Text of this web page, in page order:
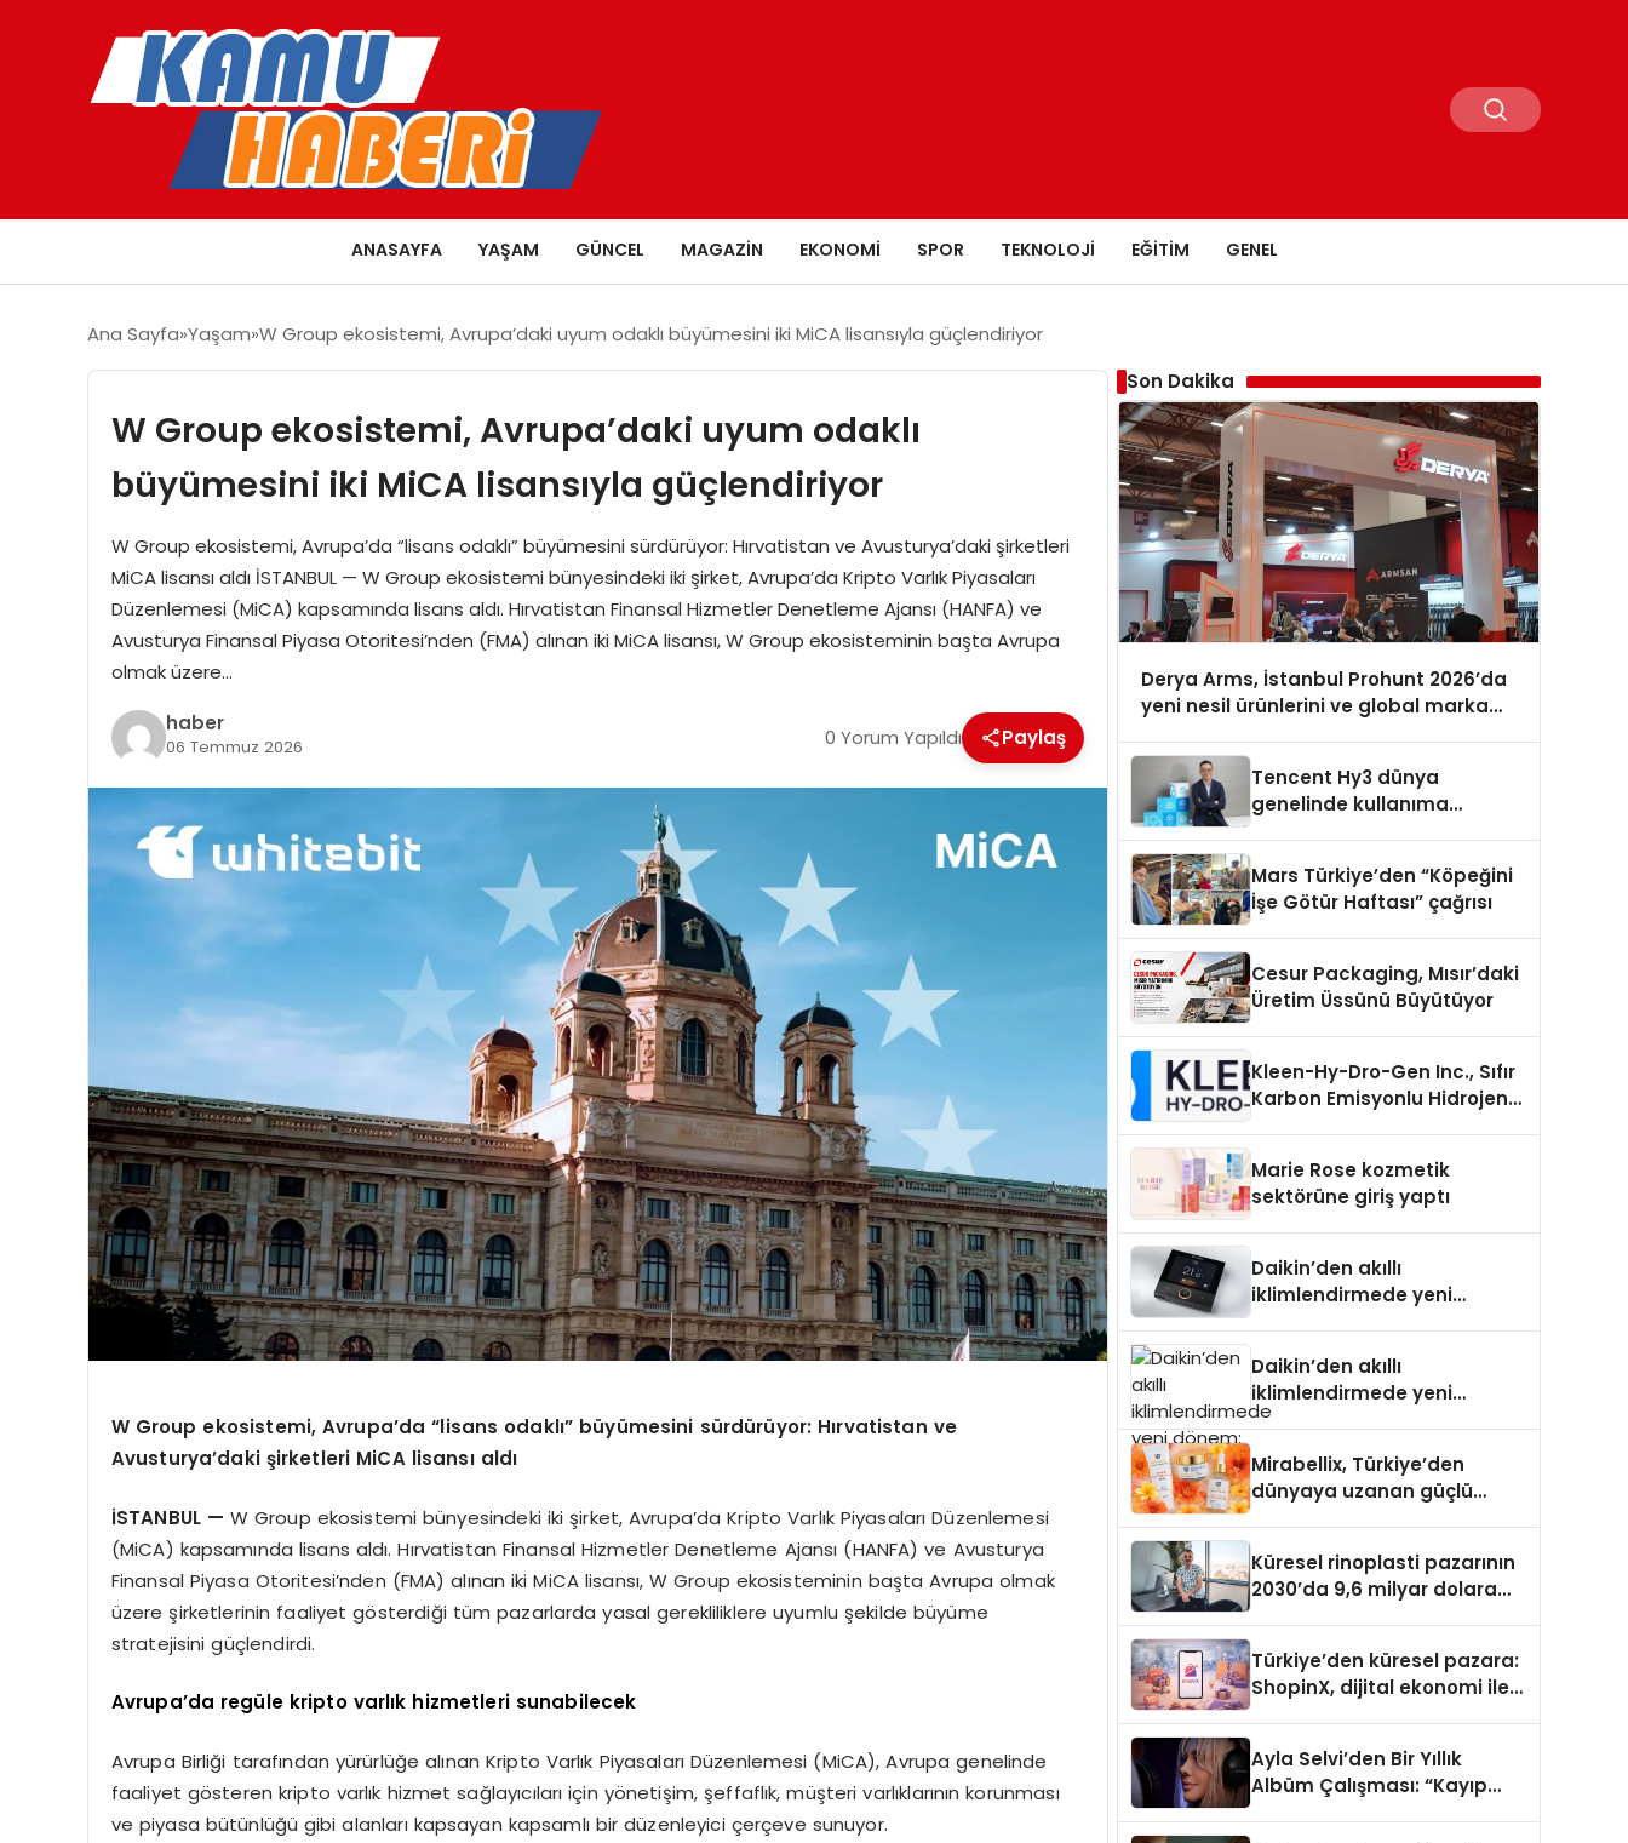
ANASAYFA YAŞAM GÜNCEL MAGAZIN EKONOMI SPOR TEKNOLOJI EĞITIM GENEL
Ana Sayfa Yaşam W Group ekosistemi, Avrupa’daki uyum odaklı büyümesini iki MiCA lisansıyla güçlendiriyor
W Group ekosistemi, Avrupa’daki uyum odaklı
büyümesini iki MiCA lisansıyla güçlendiriyor
W Group ekosistemi, Avrupa’da “lisans odaklı” büyümesini sürdürüyor: Hırvatistan ve Avusturya’daki şirketleri
MiCA lisansı aldı İSTANBUL — W Group ekosistemi bünyesindeki iki şirket, Avrupa’da Kripto Varlık Piyasaları
Düzenlemesi (MiCA) kapsamında lisans aldı. Hırvatistan Finansal Hizmetler Denetleme Ajansı (HANFA) ve
Avusturya Finansal Piyasa Otoritesi’nden (FMA) alınan iki MiCA lisansı, W Group ekosisteminin başta Avrupa
olmak üzere…
haber
06 Temmuz 2026 0 Yorum Yapıldı Paylaş
W Group ekosistemi, Avrupa’da “lisans odaklı” büyümesini sürdürüyor: Hırvatistan ve
Avusturya’daki şirketleri MiCA lisansı aldı
İSTANBUL — W Group ekosistemi bünyesindeki iki şirket, Avrupa’da Kripto Varlık Piyasaları Düzenlemesi
(MiCA) kapsamında lisans aldı. Hırvatistan Finansal Hizmetler Denetleme Ajansı (HANFA) ve Avusturya
Finansal Piyasa Otoritesi’nden (FMA) alınan iki MiCA lisansı, W Group ekosisteminin başta Avrupa olmak
üzere şirketlerinin faaliyet gösterdiği tüm pazarlarda yasal gerekliliklere uyumlu şekilde büyüme
stratejisini güçlendirdi.
Avrupa’da regüle kripto varlık hizmetleri sunabilecek
Avrupa Birliği tarafından yürürlüğe alınan Kripto Varlık Piyasaları Düzenlemesi (MiCA), Avrupa genelinde
faaliyet gösteren kripto varlık hizmet sağlayıcıları için yönetişim, şeffaflık, müşteri varlıklarının korunması
ve piyasa bütünlüğü gibi alanları kapsayan kapsamlı bir düzenleyici çerçeve sunuyor.
Son Dakika
Derya Arms, İstanbul Prohunt 2026’da
yeni nesil ürünlerini ve global marka
Tencent Hy3 dünya
genelinde kullanıma
Mars Türkiye’den “Köpeğini
İşe Götür Haftası” çağrısı
Cesur Packaging, Mısır’daki
Üretim Üssünü Büyütüyor
Kleen-Hy-Dro-Gen Inc., Sıfır
Karbon Emisyonlu Hidrojen
Aldı
Marie Rose kozmetik
sektörüne giriş yaptı
Daikin’den akıllı
iklimlendirmede yeni
Daikin’den akıllı
iklimlendirmede yeni
dönem: Madoka Plus
Mirabellix, Türkiye’den
dünyaya uzanan güçlü
Küresel rinoplasti pazarının
2030’da 9,6 milyar dolara
Türkiye’den küresel pazara:
ShopinX, dijital ekonomi ile
Ayla Selvi’den Bir Yıllık
Albüm Çalışması: “Kayıp